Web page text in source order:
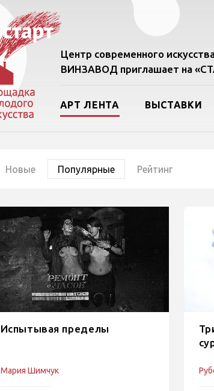
Центр современного
ВИНЗАВОД приглашает на
АРТ ЛЕНТА ВЫСТАВКИ
Новые Популярные Рейтинг
Испытывая пределы
Мария Шимчук